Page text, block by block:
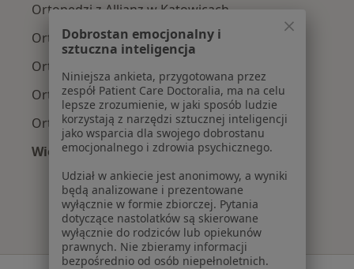
Ortopedzi z Allianz w Katowicach
Ortopedzi z POLMED w Katowicach
Ortopedzi z Signal Iduna w Katowicach
Ortopedzi z NFZ w Katowicach
Ortopedzi z Medica Polska w Katowicach
Więcej (11)
Więcej w kategorii: Najpopularniejsze
Dobrostan emocjonalny i
sztuczna inteligencja
Niniejsza ankieta, przygotowana przez
zespół Patient Care Doctoralia, ma na celu
lepsze zrozumienie, w jaki sposób ludzie
korzystają z narzędzi sztucznej inteligencji
jako wsparcia dla swojego dobrostanu
emocjonalnego i zdrowia psychicznego.
Udział w ankiecie jest anonimowy, a wyniki
będą analizowane i prezentowane
wyłącznie w formie zbiorczej. Pytania
dotyczące nastolatków są skierowane
wyłącznie do rodziców lub opiekunów
prawnych. Nie zbieramy informacji
bezpośrednio od osób niepełnoletnich.